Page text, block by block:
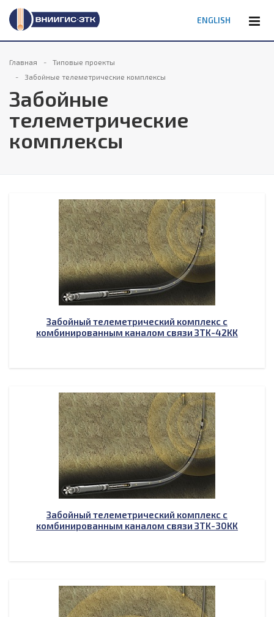
ENGLISH
Главная
Типовые проекты
Забойные телеметрические комплексы
Забойные
телеметрические
комплексы
Забойный телеметрический комплекс с
комбинированным каналом связи ЗТК-42КК
Забойный телеметрический комплекс с
комбинированным каналом связи ЗТК-30КК